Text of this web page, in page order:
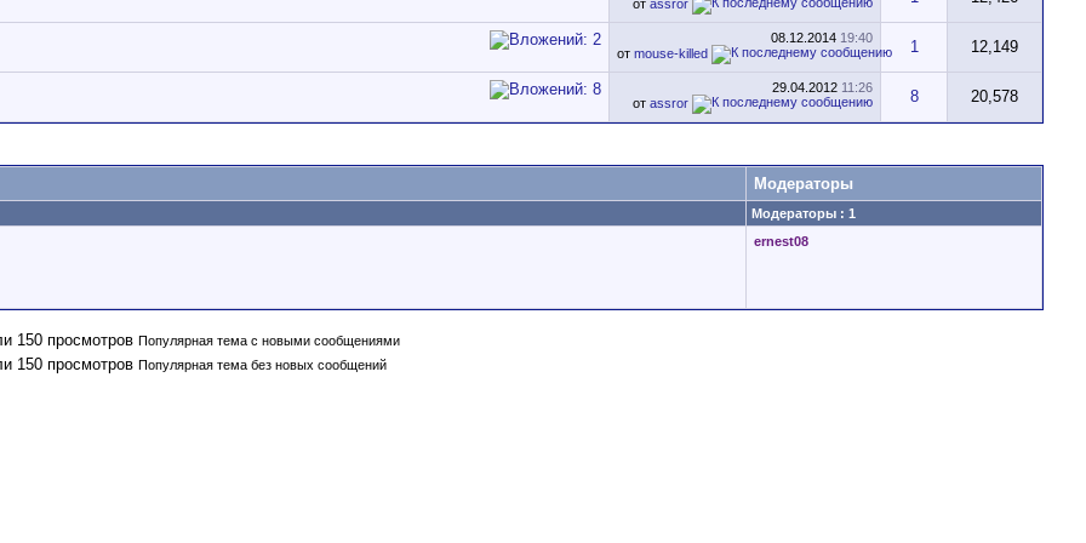
от assror
08.12.2014 19:40
от mouse-killed 1 12,149
29.04.2012 11:26
от assror 8 20,578
Модераторы
Модераторы : 1
ernest08
Популярная тема с новыми сообщениями
Популярная тема без новых сообщений